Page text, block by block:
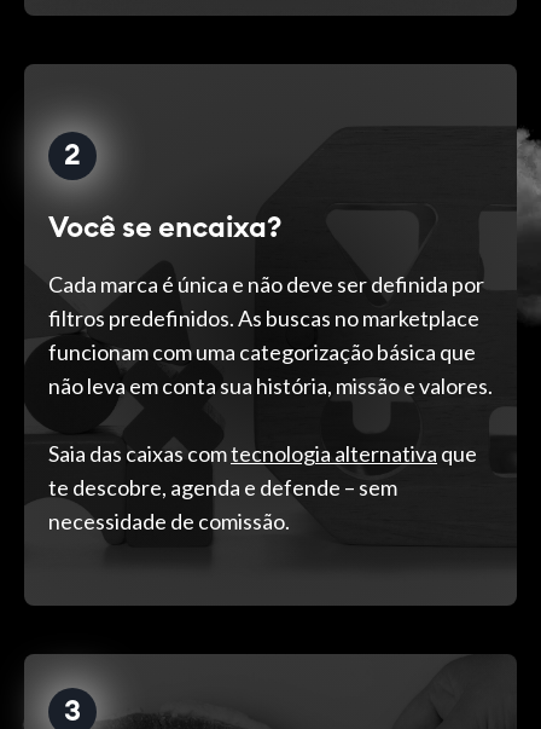
2
Você se encaixa?
Cada marca é única e não deve ser definida por
filtros predefinidos. As buscas no marketplace
funcionam com uma categorização básica que
não leva em conta sua história, missão e valores.
Saia das caixas comtecnologia alternativa que
te descobre, agenda e defende – sem
necessidade de comissão.
3